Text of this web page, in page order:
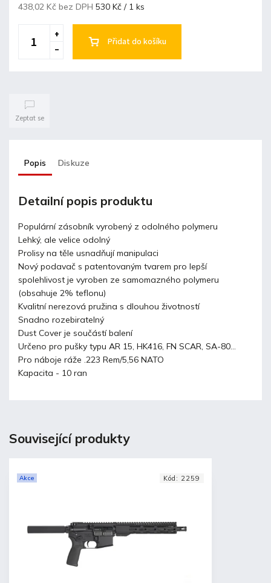
438,02 Kč bez DPH 530 Kč / 1 ks
Přidat do košíku
Zeptat se
Popis Diskuze
Detailní popis produktu
Populární zásobník vyrobený z odolného polymeru
Lehký, ale velice odolný
Prolisy na těle usnadňují manipulaci
Nový podavač s patentovaným tvarem pro lepší
spolehlivost je vyroben ze samomazného polymeru
(obsahuje 2% teflonu)
Kvalitní nerezová pružina s dlouhou životností
Snadno rozebiratelný
Dust Cover je součástí balení
Určeno pro pušky typu AR 15, HK416, FN SCAR, SA-80...
Pro náboje ráže .223 Rem/5,56 NATO
Kapacita - 10 ran
Související produkty
Akce Kód: 2259